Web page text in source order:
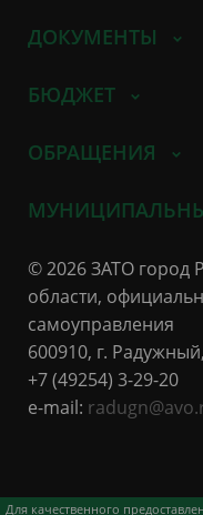
Для качественного
ДОКУМЕНТЫ
БЮДЖЕТ
ОБРАЩЕНИЯ
© 2026 ЗАТО город
области,
самоуправления
600910, г.
+7 (49254) 3-29-20
e-mail: